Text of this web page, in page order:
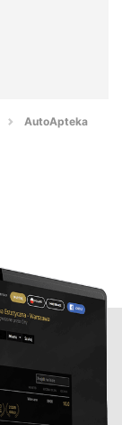
AutoApteka